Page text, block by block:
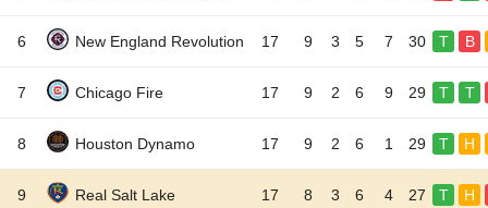
6 New England Revolution 17 9 3 5 7 30 T B
7 Chicago Fire 17 9 2 6 9 29 T T
8 Houston Dynamo 17 9 2 6 1 29 T H
9 Real Salt Lake 17 8 3 6 4 27 T H